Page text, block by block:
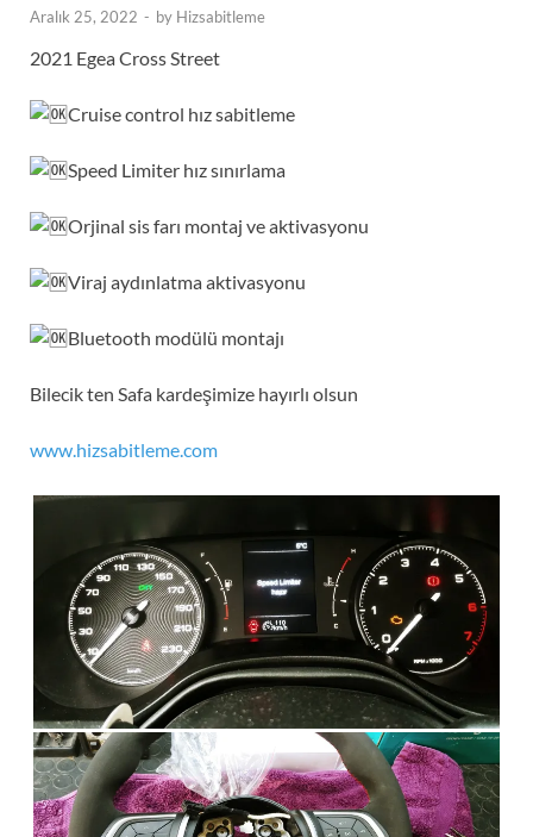
Aralık 25, 2022 - by Hizsabitleme
2021 Egea Cross Street
Cruise control hız sabitleme
Speed Limiter hız sınırlama
Orjinal sis farı montaj ve aktivasyonu
Viraj aydınlatma aktivasyonu
Bluetooth modülü montajı
Bilecik ten Safa kardeşimize hayırlı olsun
www.hizsabitleme.com